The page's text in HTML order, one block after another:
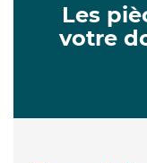
Les
votre